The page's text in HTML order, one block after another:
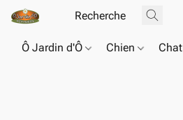
Ô Jardin d'Ô Chien Chat